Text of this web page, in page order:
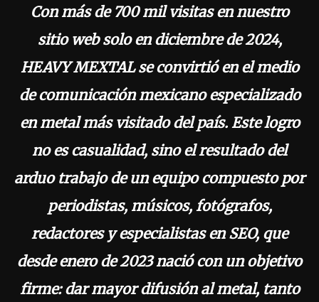
Con más de 700 mil visitas en nuestro
sitio web solo en diciembre de 2024,
HEAVY MEXTAL se convirtió en el medio
de comunicación mexicano especializado
en metal más visitado del país. Este logro
no es casualidad, sino el resultado del
arduo trabajo de un equipo compuesto por
periodistas, músicos, fotógrafos,
redactores y especialistas en SEO, que
desde enero de 2023 nació con un objetivo
firme: dar mayor difusión al metal, tanto